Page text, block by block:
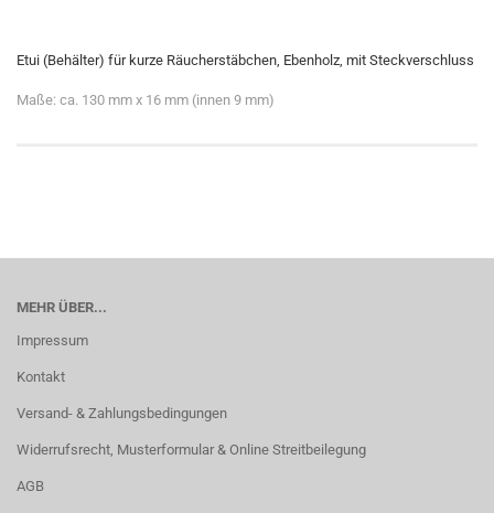
Etui (Behälter) für kurze Räucherstäbchen, Ebenholz, mit Steckverschluss
Maße: ca. 130 mm x 16 mm (innen 9 mm)
MEHR ÜBER...
Impressum
Kontakt
Versand- & Zahlungsbedingungen
Widerrufsrecht, Musterformular & Online Streitbeilegung
AGB